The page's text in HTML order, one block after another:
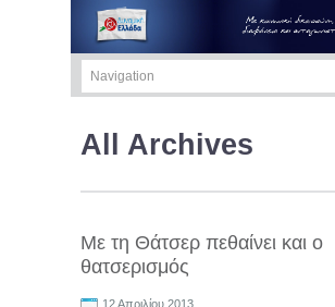
All Archives
Με τη Θάτσερ πεθαίνει και ο
θατσερισμός
12 Απριλίου 2013